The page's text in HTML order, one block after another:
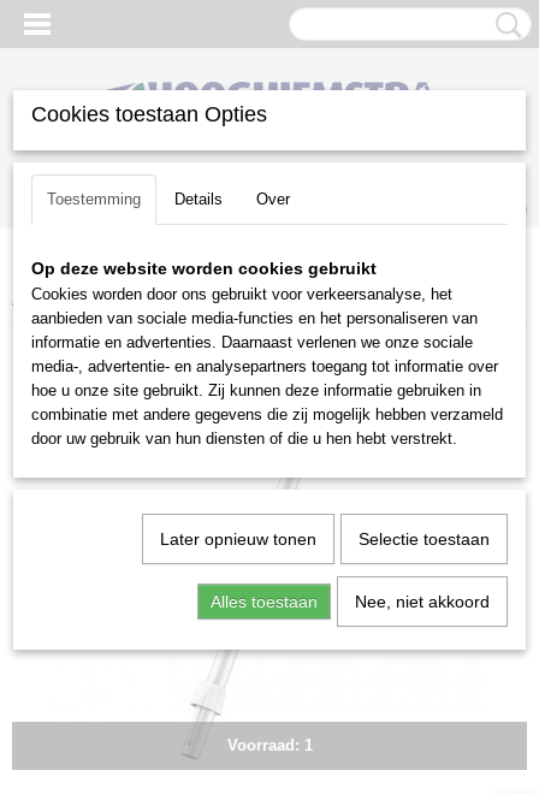
Inloggen Registreren
(0)
Home >Gazononderhoud>Stihl accu programma
Accuheggensnoeiers>Steelverlengstuk HLA 56
Voorraad: 1
Cookies toestaan Opties
Toestemming Details Over
Op deze website worden cookies gebruikt
Cookies worden door ons gebruikt voor verkeersanalyse, het
aanbieden van sociale media-functies en het personaliseren van
informatie en advertenties. Daarnaast verlenen we onze sociale
media-, advertentie- en analysepartners toegang tot informatie over
hoe u onze site gebruikt. Zij kunnen deze informatie gebruiken in
combinatie met andere gegevens die zij mogelijk hebben verzameld
door uw gebruik van hun diensten of die u hen hebt verstrekt.
Later opnieuw tonen Selectie toestaan
Alles toestaan Nee, niet akkoord